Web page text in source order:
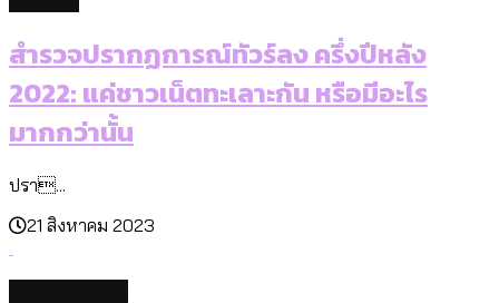
สำรวจปรากฏการณ์ทัวร์ลง ครึ่งปีหลัง
2022: แค่ชาวเน็ตทะเลาะกัน หรือมีอะไร
มากกว่านั้น
ปรา...
21 สิงหาคม 2023